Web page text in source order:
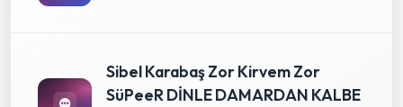
Sibel Karabaş Zor Kirvem Zor
SüPeeR DİNLE DAMARDAN KALBE